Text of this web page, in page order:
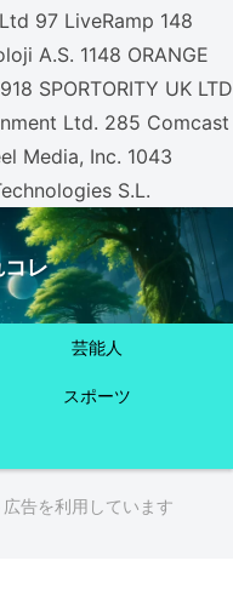
97 LiveRamp 148
A.S. 1148 ORANGE
SPORTORITY UK LTD
Ltd. 285 Comcast
Media, Inc. 1043
S.L.
レ
芸能人
スポーツ
告を利用しています